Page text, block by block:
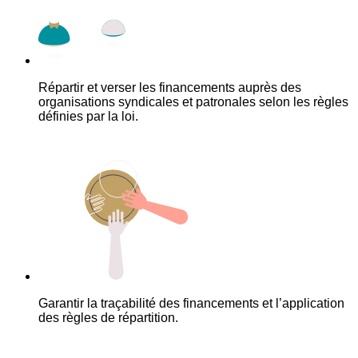
Répartir et verser les financements auprès des
organisations syndicales et patronales selon les règles
définies par la loi.
Garantir la traçabilité des financements et l’application
des règles de répartition.